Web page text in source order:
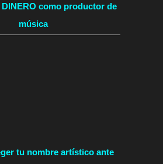
como productor de
música
tu nombre artístico ante